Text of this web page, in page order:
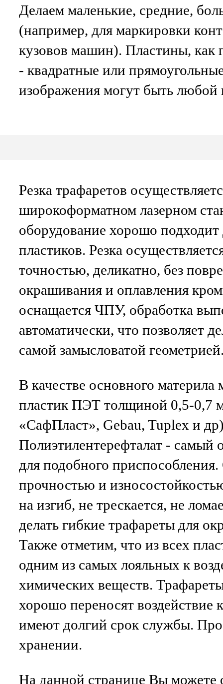
Делаем маленькие, средние,
(например, для маркировки
кузовов машин). Пластины, как
- квадратные или
изображения могут быть любой
Резка трафаретов
широкоформатном лазерном
оборудование хорошо подходит
пластиков. Резка
точностью, деликатно, без
окрашивания и оплавления
оснащается ЧПУ, обработка
автоматически, что позволяет
самой замысловатой
В качестве основного
пластик ПЭТ толщиной 0,5-0,7
«СафПласт», Gebau, Tuplex и
Полиэтилентерефталат - самый
для подобного
прочностью и
на изгиб, не трескается, не
делать гибкие трафареты для
Также отметим, что из всех
одним из самых лояльных к
химических веществ.
хорошо переносят воздействие
имеют долгий срок службы.
хранении.
На данной странице Вы можете